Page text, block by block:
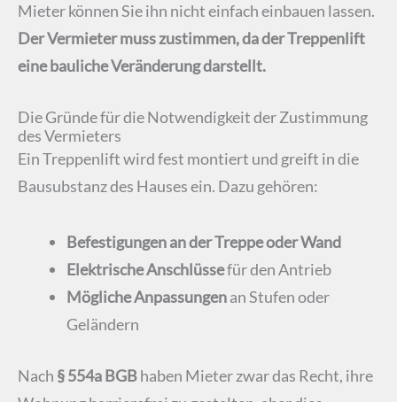
Mieter können Sie ihn nicht einfach einbauen lassen.
Der Vermieter muss zustimmen, da der Treppenlift
eine bauliche Veränderung darstellt.
Die Gründe für die Notwendigkeit der Zustimmung
des Vermieters
Ein Treppenlift wird fest montiert und greift in die
Bausubstanz des Hauses ein. Dazu gehören:
Befestigungen an der Treppe oder Wand
Elektrische Anschlüssefür den Antrieb
Mögliche Anpassungenan Stufen oder
Geländern
Nach § 554a BGBhaben Mieter zwar das Recht, ihre